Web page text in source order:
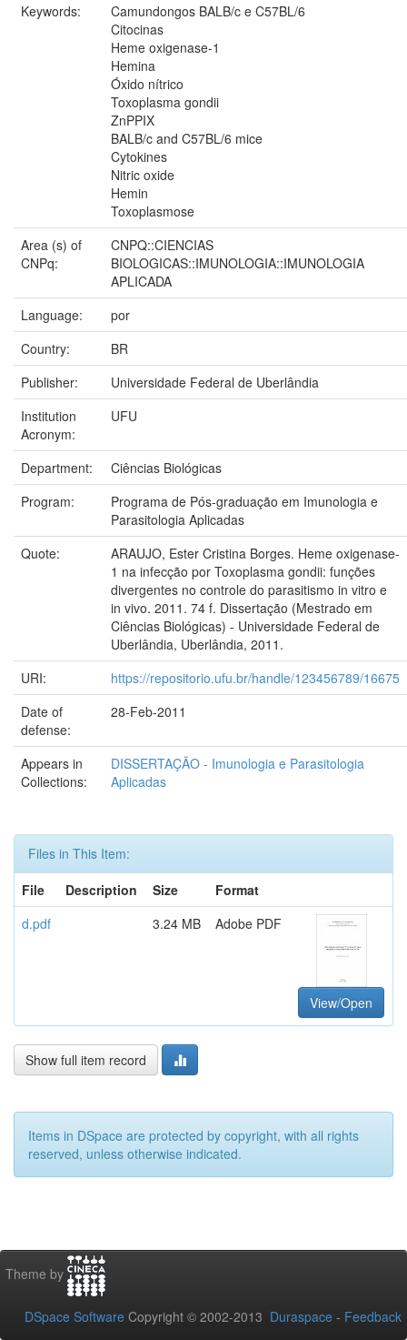
Keywords:
Camundongos BALB/c e C57BL/6
Citocinas
Heme oxigenase-1
Hemina
Óxido nítrico
Toxoplasma gondii
ZnPPIX
BALB/c and C57BL/6 mice
Cytokines
Nitric oxide
Hemin
Toxoplasmose
Area (s) of
CNPq:
CNPQ::CIENCIAS
BIOLOGICAS::IMUNOLOGIA::IMUNOLOGIA
APLICADA
Language:
por
Country:
BR
Publisher:
Universidade Federal de Uberlândia
Institution
Acronym:
UFU
Department:
Ciências Biológicas
Program:
Programa de Pós-graduação em Imunologia e
Parasitologia Aplicadas
Quote:
ARAUJO, Ester Cristina Borges. Heme oxigenase-
1 na infecção por Toxoplasma gondii: funções
divergentes no controle do parasitismo in vitro e
in vivo. 2011. 74 f. Dissertação (Mestrado em
Ciências Biológicas) - Universidade Federal de
Uberlândia, Uberlândia, 2011.
URI:
https://repositorio.ufu.br/handle/123456789/16675
Date of
defense:
28-Feb-2011
Appears in
Collections:
DISSERTAÇÃO - Imunologia e Parasitologia
Aplicadas
Files in This Item:
File
Description Size
Format
d.pdf
3.24 MB Adobe PDF
View/Open
Show full item record
Items in DSpace are protected by copyright, with all rights
reserved, unless otherwise indicated.
Theme by
DSpace Software Copyright © 2002-2013 Duraspace - Feedback